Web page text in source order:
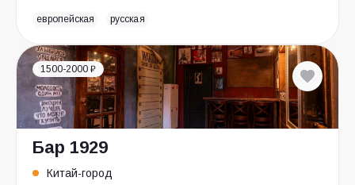
европейская русская
1500-2000 ₽
Бар 1929
Китай-город